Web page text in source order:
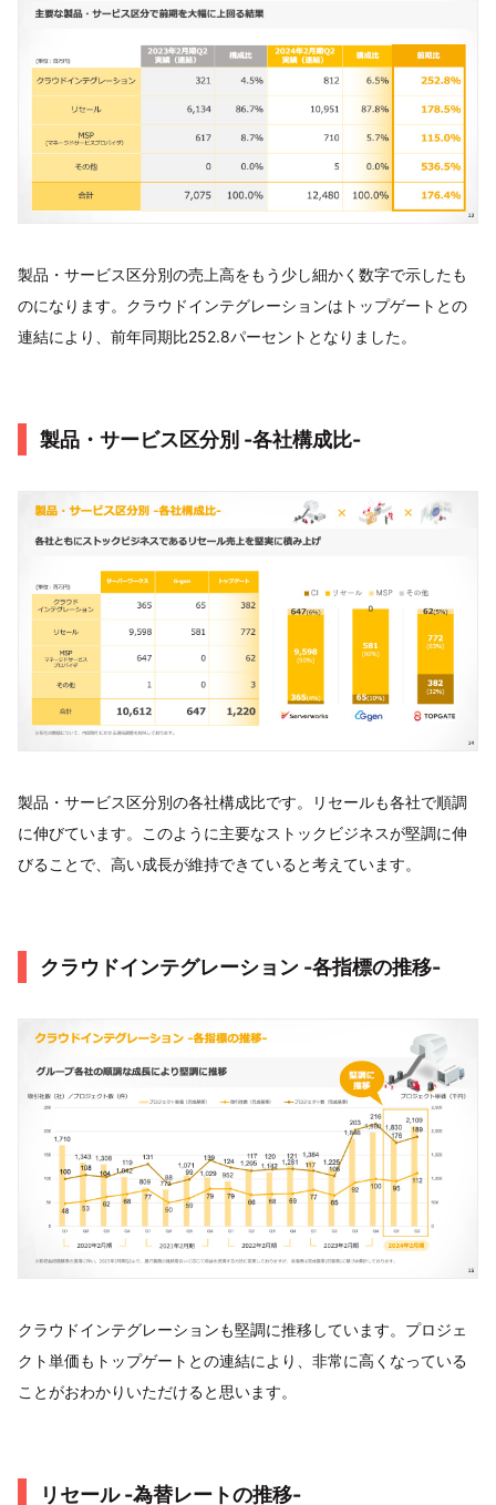
製品・サービス区分別の売上高をもう少し細かく数字で示したも
のになります。クラウドインテグレーションはトップゲートとの
連結により、前年同期比252.8パーセントとなりました。
製品・サービス区分別 -各社構成比-
製品・サービス区分別の各社構成比です。リセールも各社で順調
に伸びています。このように主要なストックビジネスが堅調に伸
びることで、高い成長が維持できていると考えています。
クラウドインテグレーション -各指標の推移-
クラウドインテグレーションも堅調に推移しています。プロジェ
クト単価もトップゲートとの連結により、非常に高くなっている
ことがおわかりいただけると思います。
リセール -為替レートの推移-